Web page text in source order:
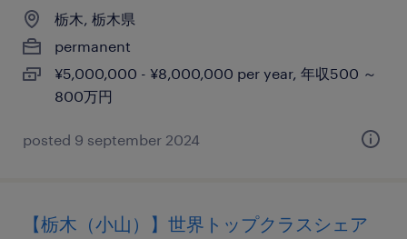
栃木, 栃木県
permanent
¥5,000,000 - ¥8,000,000 per year, 年収500 ～
800万円
posted 9 september 2024
【栃木（小山）】世界トップクラスシェア